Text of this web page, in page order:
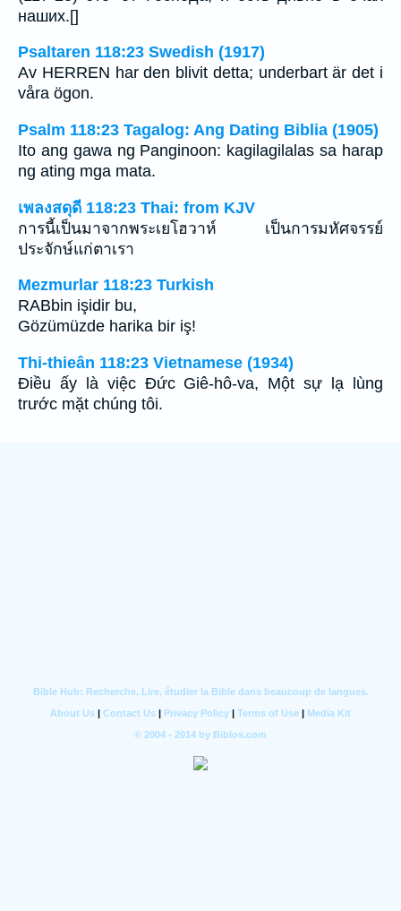
наших.[]
Psaltaren 118:23 Swedish (1917)
Av HERREN har den blivit detta; underbart är det i
våra ögon.
Psalm 118:23 Tagalog: Ang Dating Biblia (1905)
Ito ang gawa ng Panginoon: kagilagilalas sa harap
ng ating mga mata.
เพลงสดุดี 118:23 Thai: from KJV
การนี้เป็นมาจากพระเยโฮวาห์ เป็นการมหัศจรรย์
ประจักษ์แก่ตาเรา
Mezmurlar 118:23 Turkish
RABbin işidir bu,
Gözümüzde harika bir iş!
Thi-thieân 118:23 Vietnamese (1934)
Ðiều ấy là việc Ðức Giê-hô-va, Một sự lạ lùng
trước mặt chúng tôi.